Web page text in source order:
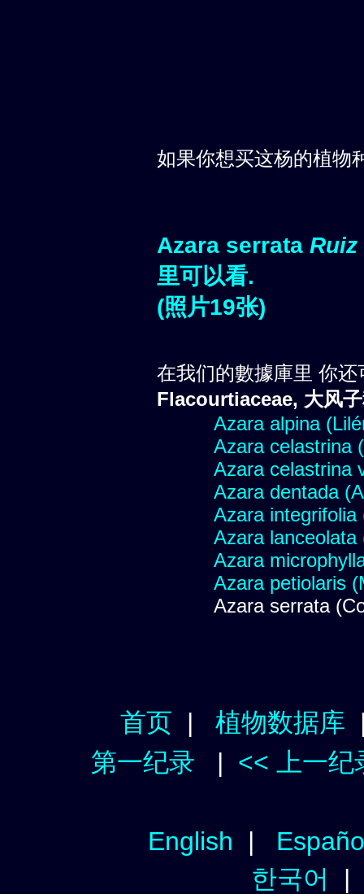
如果你想买这杨的植物
Azara serrata
里可以看.
(照片19张)
在我们的數據庫里 你
Flacourtiaceae, 大风
Azara alpina
Azara celastrina
Azara celastrina
Azara dentada
Azara integrifolia
Azara lanceolata
Azara
Azara petiolaris
Azara serrata
首页 | 植物数据库
第一纪录 | << 上一纪
English |
한국어